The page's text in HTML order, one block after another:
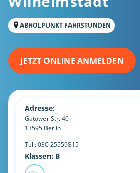
ABHOLPUNKT FAHRSTUNDEN
JETZT ONLINE ANMELDEN
Adresse:
Gatower Str. 40
13595 Berlin
Tel.:030 25559815
Klassen: B